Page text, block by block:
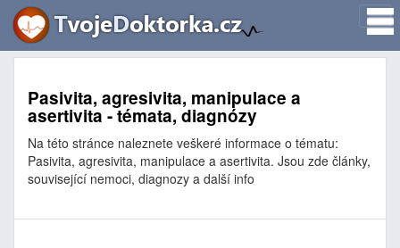
Pasivita, agresivita, manipulace a
asertivita - témata, diagnózy
Na této stránce naleznete veškeré informace o tématu:
Pasivita, agresivita, manipulace a asertivita. Jsou zde články,
související nemoci, diagnozy a další info